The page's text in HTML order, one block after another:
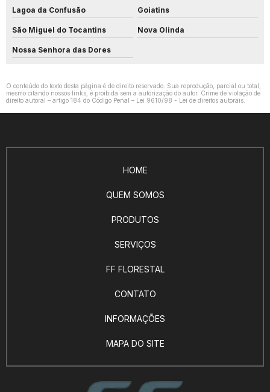
Lagoa da Confusão Goiatins
São Miguel do Tocantins Nova Olinda
Nossa Senhora das Dores
O conteúdo do texto desta página é de direito reservado. Sua reprodução, parcial ou total,
mesmo citando nossos links, é proibida sem a autorização do autor. Crime de violação de
direito autoral – artigo 184 do Código Penal – Lei 9610/98 - Lei de direitos autorais
HOME
QUEM SOMOS
PRODUTOS
SERVIÇOS
FF FLORESTAL
CONTATO
INFORMAÇÕES
MAPA DO SITE